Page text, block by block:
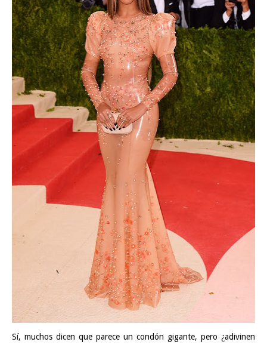
Sí, muchos dicen que parece un condón gigante, pero ¿adivinen